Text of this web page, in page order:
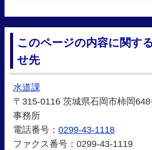
このページの内容に関す
せ先
水道課
〒315-0116 茨城県石岡市柿岡
事務所
電話番号： 0299-43-1118
ファクス番号：0299-43-1119